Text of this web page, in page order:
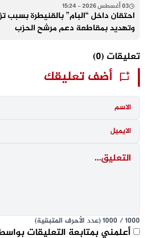
03 أغسطس 2026 - 15:24
احتقان داخل “البام” بالقنيطرة بسبب
وتهديد بمقاطعة دعم مرشح الحزب
تعليقات (0)
أضف تعليقك
1000
/
1000(عدد الأحرف المتبقية)
أعلمني بمتابعة التعليقات